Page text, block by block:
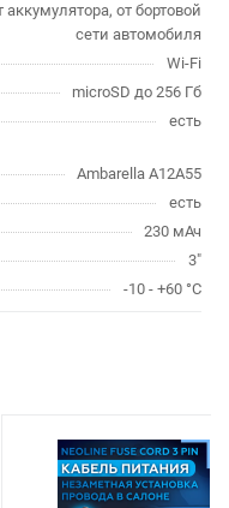
аккумулятора, от бортовой
сети автомобиля
Wi-Fi
microSD до 256 Гб
есть
Ambarella A12A55
есть
230 мАч
3"
-10 - +60 °C